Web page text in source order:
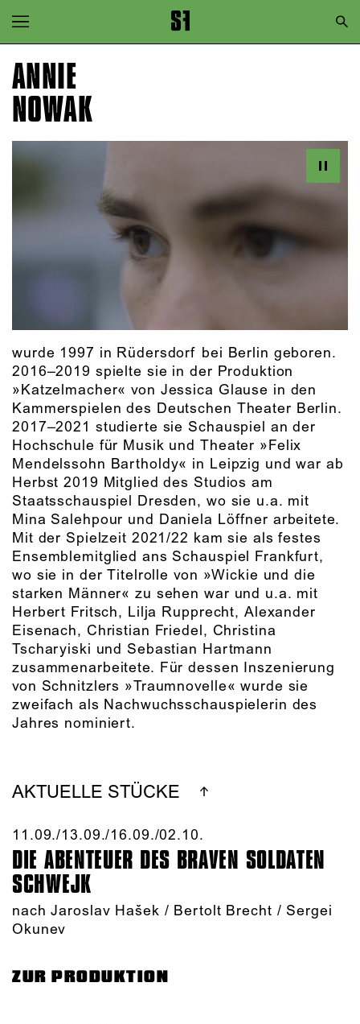
Zur Hauptnavigation springen
Zum Hauptinhalt springen
Zum Footer springen
ANNIE
NOWAK
wurde 1997 in Rüdersdorf bei Berlin geboren.
2016–2019 spielte sie in der Produktion
»Katzelmacher« von Jessica Glause in den
Kammerspielen des Deutschen Theater Berlin.
2017–2021 studierte sie Schauspiel an der
Hochschule für Musik und Theater »Felix
Mendelssohn Bartholdy« in Leipzig und war ab
Herbst 2019 Mitglied des Studios am
Staatsschauspiel Dresden, wo sie u.a. mit
Mina Salehpour und Daniela Löffner arbeitete.
Mit der Spielzeit 2021/22 kam sie als festes
Ensemblemitglied ans Schauspiel Frankfurt,
wo sie in der Titelrolle von »Wickie und die
starken Männer« zu sehen war und u.a. mit
Herbert Fritsch, Lilja Rupprecht, Alexander
Eisenach, Christian Friedel, Christina
Tscharyiski und Sebastian Hartmann
zusammenarbeitete. Für dessen Inszenierung
von Schnitzlers »Traumnovelle« wurde sie
zweifach als Nachwuchsschauspielerin des
Jahres nominiert.
AKTUELLE STÜCKE
11.09./​13.09./​16.09./​02.10.​
DIE ABENTEUER DES BRAVEN SOLDATEN
SCHWEJK
nach Jaroslav Hašek / Bertolt Brecht / Sergei
Okunev
ZUR PRODUKTION